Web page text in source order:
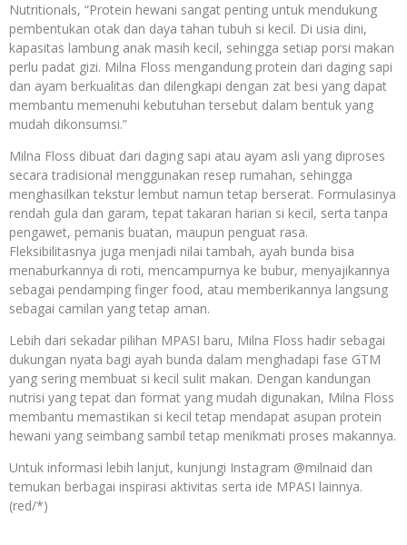
Nutritionals, “Protein hewani sangat penting untuk mendukung
pembentukan otak dan daya tahan tubuh si kecil. Di usia dini,
kapasitas lambung anak masih kecil, sehingga setiap porsi makan
perlu padat gizi. Milna Floss mengandung protein dari daging sapi
dan ayam berkualitas dan dilengkapi dengan zat besi yang dapat
membantu memenuhi kebutuhan tersebut dalam bentuk yang
mudah dikonsumsi.”
Milna Floss dibuat dari daging sapi atau ayam asli yang diproses
secara tradisional menggunakan resep rumahan, sehingga
menghasilkan tekstur lembut namun tetap berserat. Formulasinya
rendah gula dan garam, tepat takaran harian si kecil, serta tanpa
pengawet, pemanis buatan, maupun penguat rasa.
Fleksibilitasnya juga menjadi nilai tambah, ayah bunda bisa
menaburkannya di roti, mencampurnya ke bubur, menyajikannya
sebagai pendamping finger food, atau memberikannya langsung
sebagai camilan yang tetap aman.
Lebih dari sekadar pilihan MPASI baru, Milna Floss hadir sebagai
dukungan nyata bagi ayah bunda dalam menghadapi fase GTM
yang sering membuat si kecil sulit makan. Dengan kandungan
nutrisi yang tepat dan format yang mudah digunakan, Milna Floss
membantu memastikan si kecil tetap mendapat asupan protein
hewani yang seimbang sambil tetap menikmati proses makannya.
Untuk informasi lebih lanjut, kunjungi Instagram @milnaid dan
temukan berbagai inspirasi aktivitas serta ide MPASI lainnya.
(red/*)